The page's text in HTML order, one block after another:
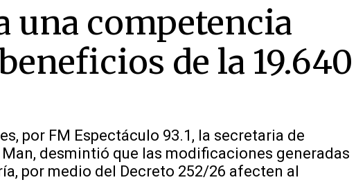
una competencia
de la 19.640
por FM Espectáculo 93.1, la secretaria de
desmintió que las modificaciones generadas
por medio del Decreto 252/26 afecten al